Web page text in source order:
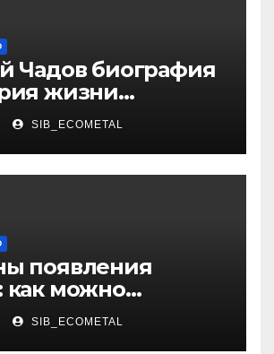
Чадов биография
жизни
актера
SIB_ECOMETAL
появления
можно
вирусом
SIB_ECOMETAL